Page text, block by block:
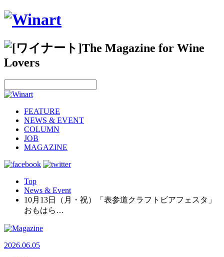
FEATURE
NEWS & EVENT
COLUMN
JOB
MAGAZINE
Top
News & Event
10月13日（月・祝）「表参道クラフトビアフェスタ」
おもはら…
2026.06.05